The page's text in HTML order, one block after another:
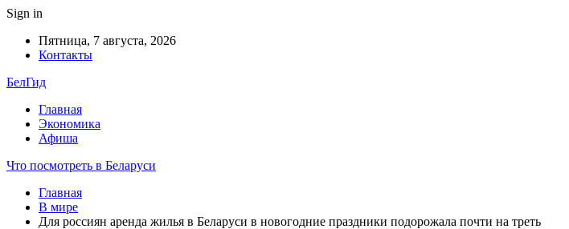
Sign in
Пятница, 7 августа, 2026
Контакты
БелГид
Главная
Экономика
Афиша
Что посмотреть в Беларуси
Главная
В мире
Для россиян аренда жилья в Беларуси в новогодние праздники подорожала почти на треть